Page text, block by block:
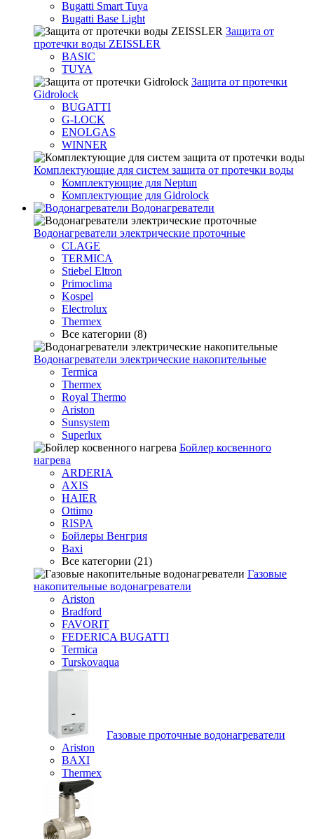
Bugatti Smart Tuya
Bugatti Base Light
Защита от
протечки воды ZEISSLER
BASIC
TUYA
Защита от протечки
Gidrolock
BUGATTI
G-LOCK
ENOLGAS
WINNER
Комплектующие для систем защита от протечки воды
Комплектующие для Neptun
Комплектующие для Gidrolock
Водонагреватели
Водонагреватeли электрические проточные
CLAGE
TERMICA
Stiebel Eltron
Primoclima
Kospel
Electrolux
Thermex
Все категории (8)
Водонагреватели электрические накопительные
Termica
Thermex
Royal Thermo
Ariston
Sunsystem
Superlux
Бойлер косвенного
нагрева
ARDERIA
AXIS
HAIER
Ottimo
RISPA
Бойлеры Венгрия
Baxi
Все категории (21)
Газовые
накопительные водонагреватели
Ariston
Bradford
FAVORIT
FEDERICA BUGATTI
Termica
Turskovaqua
Газовые проточные водонагреватели
Ariston
BAXI
Thermex